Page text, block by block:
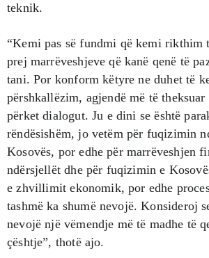
teknik.
“Kemi pas së fundmi që kemi rikthim
prej marrëveshjeve që kanë qenë të
tani. Por konform këtyre ne duhet të
përshkallëzim, agjendë më të
përket dialogut. Ju e dini se është
rëndësishëm, jo vetëm për fuqizimin
Kosovës, por edhe për marrëveshjen
ndërsjellët dhe për fuqizimin e
e zhvillimit ekonomik, por edhe
tashmë ka shumë nevojë. Konsideroj
nevojë një vëmendje më të madhe të
çështje”, thotë ajo.